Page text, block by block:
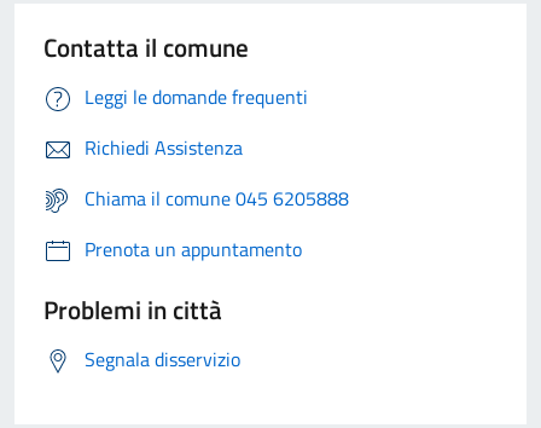
Contatta il comune
Leggi le domande frequenti
Richiedi Assistenza
Chiama il comune 045 6205888
Prenota un appuntamento
Problemi in città
Segnala disservizio